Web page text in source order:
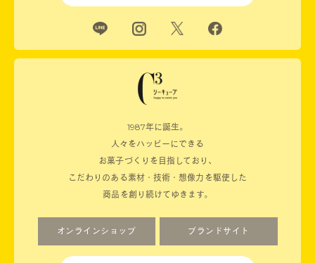
1987年に誕生。
人々をハッピーにできる
お菓子づくりを目指しており、
こだわりのある素材・技術・想像力を駆使した
商品を創り続けてゆきます。
オンラインショップ ブランドサイト